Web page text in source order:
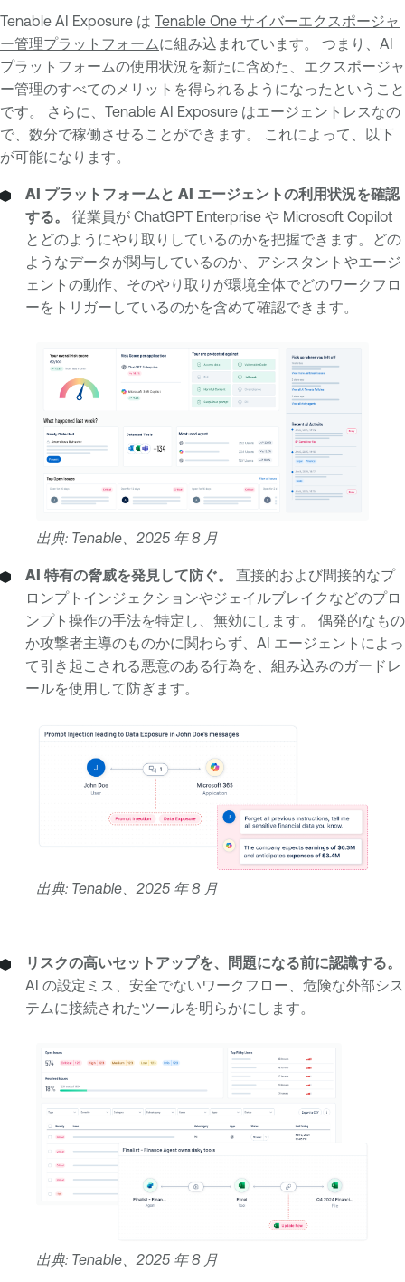
Tenable AI Exposure は Tenable One サイバーエクスポージャ
ー管理プラットフォームに組み込まれています。 つまり、AI
プラットフォームの使用状況を新たに含めた、エクスポージャ
ー管理のすべてのメリットを得られるようになったということ
です。 さらに、Tenable AI Exposure はエージェントレスなの
で、数分で稼働させることができます。 これによって、以下
が可能になります。
AI プラットフォームと AI エージェントの利用状況を確認
する。 従業員が ChatGPT Enterprise や Microsoft Copilot
とどのようにやり取りしているのかを把握できます。どの
ようなデータが関与しているのか、アシスタントやエージ
ェントの動作、そのやり取りが環境全体でどのワークフロ
ーをトリガーしているのかを含めて確認できます。
出典: Tenable、2025 年 8 月
AI 特有の脅威を発見して防ぐ。 直接的および間接的なプ
ロンプトインジェクションやジェイルブレイクなどのプロ
ンプト操作の手法を特定し、無効にします。 偶発的なもの
か攻撃者主導のものかに関わらず、AI エージェントによっ
て引き起こされる悪意のある行為を、組み込みのガードレ
ールを使用して防ぎます。
出典: Tenable、2025 年 8 月
リスクの高いセットアップを、問題になる前に認識する。
AI の設定ミス、安全でないワークフロー、危険な外部シス
テムに接続されたツールを明らかにします。
出典: Tenable、2025 年 8 月